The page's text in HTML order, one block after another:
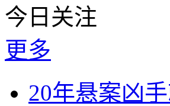
今日关注
更多
20年悬案凶